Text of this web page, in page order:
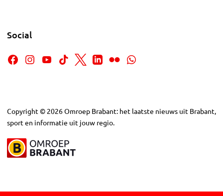
Social
Copyright © 2026Omroep Brabant: het laatste nieuws uit Brabant,
sport en informatie uit jouw regio.